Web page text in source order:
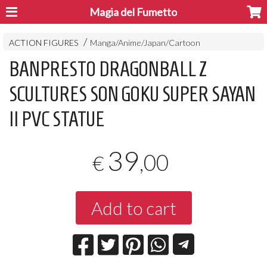
Magia del Fumetto
ACTION FIGURES Manga/Anime/Japan/Cartoon
BANPRESTO DRAGONBALL Z
SCULTURES SON GOKU SUPER SAYAN
II PVC STATUE
€ 39,00
Add to cart